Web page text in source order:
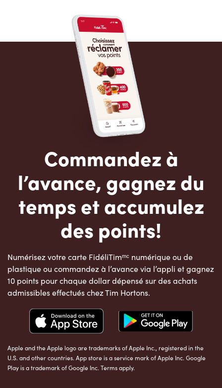
Commandez à
l’avance, gagnez du
temps et accumulez
des points!
Numérisez votre carte FidéliTimᵐᶜ numérique ou de
plastique ou commandez à l’avance via l’appli et gagnez
10 points pour chaque dollar dépensé sur des achats
admissibles effectués chez Tim Hortons.
Apple and the Apple logo are trademarks of Apple Inc., registered in the
U.S. and other countries. App store is a service mark of Apple Inc. Google
Play is a trademark of Google Inc. Terms apply.